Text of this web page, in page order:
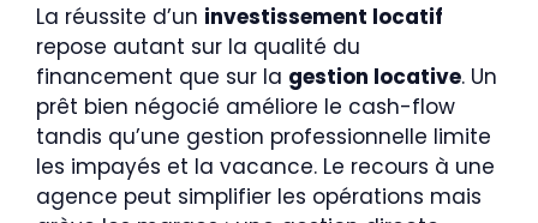
La réussite d’un investissement locatif
repose autant sur la qualité du
financement que sur la gestion locative. Un
prêt bien négocié améliore le cash-flow
tandis qu’une gestion professionnelle limite
les impayés et la vacance. Le recours à une
agence peut simplifier les opérations mais